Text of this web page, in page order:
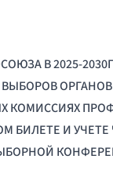
В 2025-
КОМИССИЯХ
БИЛЕТЕ И